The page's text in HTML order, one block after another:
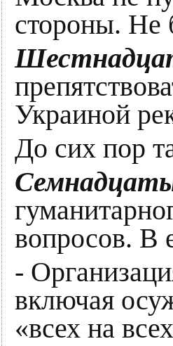
стороны. Не
Украиной
До сих пор
вопросов. В
-
включая
«всех на